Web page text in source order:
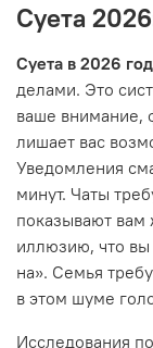
Суета
Суета в 2026
делами. Это
ваше внимание,
лишает вас
Уведомления
минут. Чаты
показывают вам
иллюзию, что вы
на». Семья
в этом шуме
Исследования